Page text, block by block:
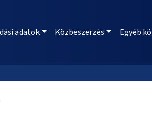
adatok Közbeszerzés Egyéb